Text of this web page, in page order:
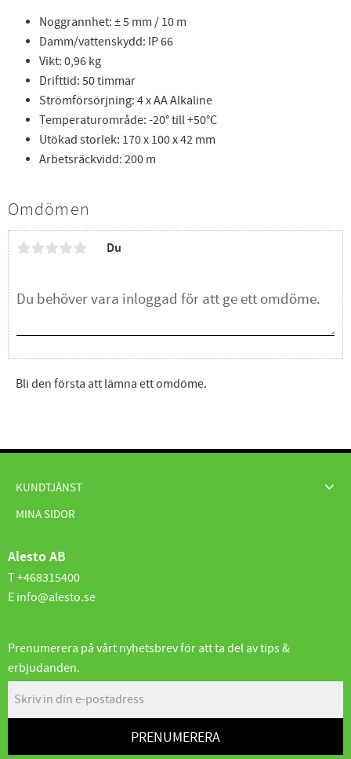
Noggrannhet: ± 5 mm / 10 m
Damm/vattenskydd: IP 66
Vikt: 0,96 kg
Drifttid: 50 timmar
Strömförsörjning: 4 x AA Alkaline
Temperaturområde: -20° till +50°C
Utökad storlek: 170 x 100 x 42 mm
Arbetsräckvidd: 200 m
Omdömen
Du
Bli den första att lämna ett omdöme.
KUNDTJÄNST
MINA SIDOR
Alesto AB
T +468315400
E info@alesto.se
Prenumerera på vårt nyhetsbrev för att ta del av tips &
erbjudanden.
PRENUMERERA